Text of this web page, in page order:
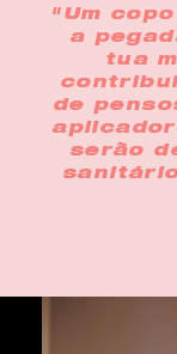
"Um
a
tua
de
serão